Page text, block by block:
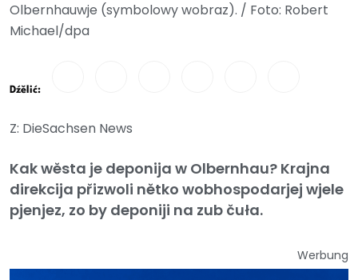
Olbernhauwje (symbolowy wobraz). / Foto: Robert
Michael/dpa
Dźělić:
Z: DieSachsen News
Kak wěsta je deponija w Olbernhau? Krajna
direkcija přizwoli nětko wobhospodarjej wjele
pjenjez, zo by deponiji na zub čuła.
Werbung